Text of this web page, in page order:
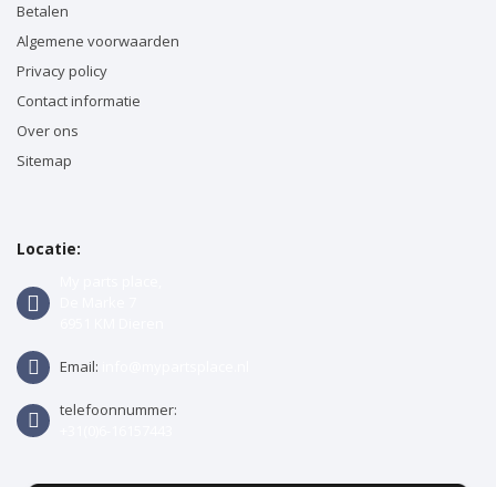
Betalen
Algemene voorwaarden
Privacy policy
Contact informatie
Over ons
Sitemap
Locatie:
Email:
telefoonnummer: